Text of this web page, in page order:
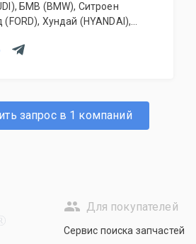
БМВ (BMW), Ситроен
(FORD), Хундай (HYANDAI),
Митсубиси (MITSUBISHI),
регулярно пополняется!
запрос в 1 компаний
Для покупателей
Сервис поиска запчастей